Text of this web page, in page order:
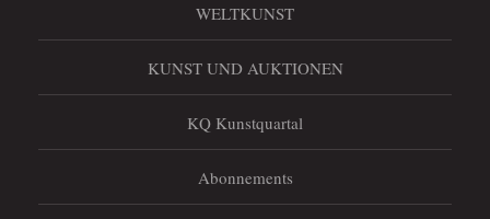
WELTKUNST
KUNST UND AUKTIONEN
KQ Kunstquartal
Abonnements